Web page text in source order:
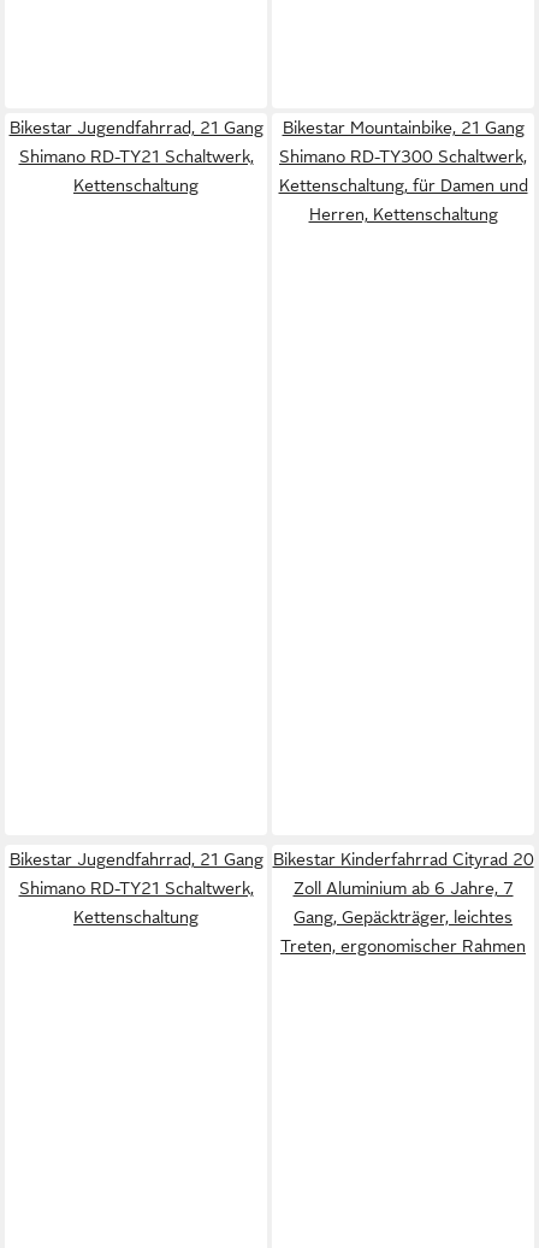
Bikestar Jugendfahrrad, 21 Gang
Shimano RD-TY21 Schaltwerk,
Kettenschaltung
Bikestar Mountainbike, 21 Gang
Shimano RD-TY300 Schaltwerk,
Kettenschaltung, für Damen und
Herren, Kettenschaltung
Bikestar Jugendfahrrad, 21 Gang
Shimano RD-TY21 Schaltwerk,
Kettenschaltung
Bikestar Kinderfahrrad Cityrad 20
Zoll Aluminium ab 6 Jahre, 7
Gang, Gepäckträger, leichtes
Treten, ergonomischer Rahmen